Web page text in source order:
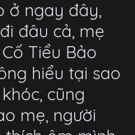
ở ngay đây,
đâu cả, mẹ
Tiểu Bảo
hiểu tại sao
cũng
mẹ, người